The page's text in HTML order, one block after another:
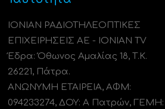
ΙΟΝΙΑΝ ΡΑΔΙΟΤΗΛΕΟΠΤΙΚΕΣ
ΕΠΙΧΕΙΡΗΣΕΙΣ ΑΕ - IONIAN TV
Έδρα: Όθωνος Αμαλίας 18, Τ.Κ.
26221, Πάτρα.
ΑΝΩΝΥΜΗ ΕΤΑΙΡΕΙΑ, ΑΦΜ:
094233274, ΔΟΥ: A Πατρών, ΓΕΜΗ: